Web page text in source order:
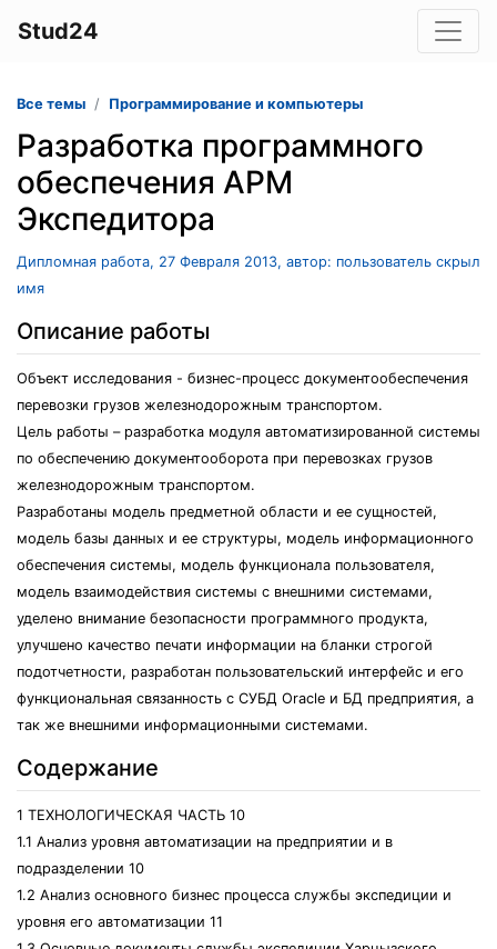
Stud24
Все темы Программирование и компьютеры
Разработка программного
обеспечения АРМ
Экспедитора
Дипломная работа, 27 Февраля 2013, автор: пользователь скрыл
имя
Описание работы
Объект исследования - бизнес-процесс документообеспечения
перевозки грузов железнодорожным транспортом.
Цель работы – разработка модуля автоматизированной системы
по обеспечению документооборота при перевозках грузов
железнодорожным транспортом.
Разработаны модель предметной области и ее сущностей,
модель базы данных и ее структуры, модель информационного
обеспечения системы, модель функционала пользователя,
модель взаимодействия системы с внешними системами,
уделено внимание безопасности программного продукта,
улучшено качество печати информации на бланки строгой
подотчетности, разработан пользовательский интерфейс и его
функциональная связанность с СУБД Oracle и БД предприятия, а
так же внешними информационными системами.
Содержание
1 ТЕХНОЛОГИЧЕСКАЯ ЧАСТЬ 10
1.1 Анализ уровня автоматизации на предприятии и в
подразделении 10
1.2 Анализ основного бизнес процесса службы экспедиции и
уровня его автоматизации 11